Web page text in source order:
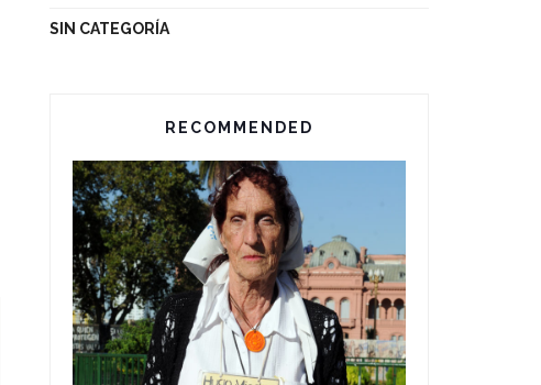
SIN CATEGORÍA
RECOMMENDED